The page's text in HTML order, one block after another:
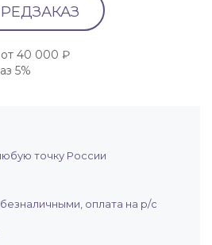
от 40 000 ₽
5%
точку России
оплата на р/с